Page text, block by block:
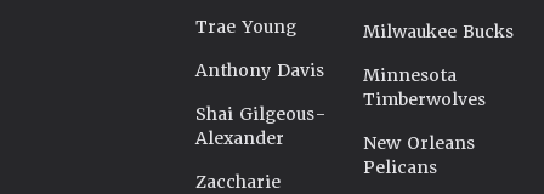
Trae Young
Anthony Davis
Shai Gilgeous-
Alexander
Zaccharie
Milwaukee Bucks
Minnesota
Timberwolves
New Orleans
Pelicans